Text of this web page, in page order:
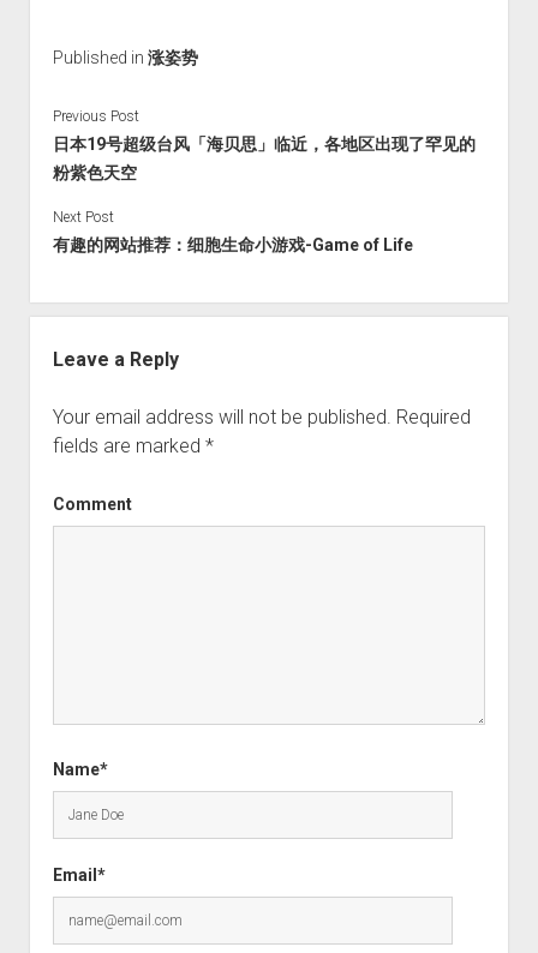
火星情报局
Published in 涨姿势
Previous Post
日本19号超级台风「海贝思」临近，各地区出现了罕见的
粉紫色天空
Next Post
有趣的网站推荐：细胞生命小游戏-Game of Life
Leave a Reply
Your email address will not be published. Required
fields are marked *
Comment
Name*
Email*